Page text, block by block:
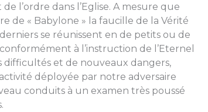
l’ordre dans l’Eglise. A mesure que
de « Babylone » la faucille de la Vérité
se réunissent en de petits ou de
à l’instruction de l’Eternel
difficultés et de nouveaux dangers,
déployée par notre adversaire
conduits à un examen très poussé